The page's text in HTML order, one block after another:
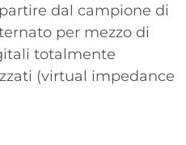
dal campione di
per mezzo di
totalmente
(virtual impedance